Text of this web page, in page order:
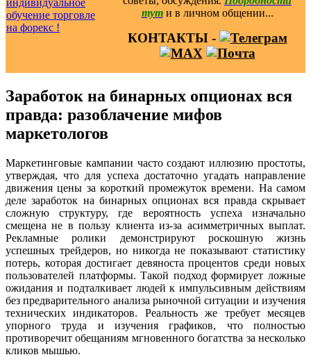
тут и в личном общении...
КОНТАКТЫ -
Заработок на бинарных опционах вся
правда: разоблачение мифов
маркетологов
Маркетинговые кампании часто создают иллюзию простоты,
утверждая, что для успеха достаточно угадать направление
движения цены за короткий промежуток времени. На самом
деле заработок на бинарных опционах вся правда скрывает
сложную структуру, где вероятность успеха изначально
смещена не в пользу клиента из-за асимметричных выплат.
Рекламные ролики демонстрируют роскошную жизнь
успешных трейдеров, но никогда не показывают статистику
потерь, которая достигает девяноста процентов среди новых
пользователей платформы. Такой подход формирует ложные
ожидания и подталкивает людей к импульсивным действиям
без предварительного анализа рыночной ситуации и изучения
технических индикаторов. Реальность же требует месяцев
упорного труда и изучения графиков, что полностью
противоречит обещаниям мгновенного богатства за несколько
кликов мышью.